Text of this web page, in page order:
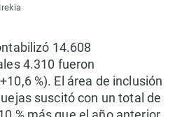
14.608
4.310 fueron
%). El área de inclusión
suscitó con un total de